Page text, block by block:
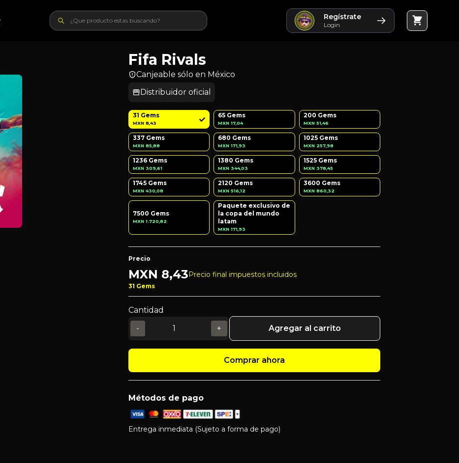
Regístrate
Login
Fifa Rivals
Canjeable sólo en México
Distribuidor oficial
31 Gems
MXN 8,43
65 Gems
MXN 17,04
200 Gems
MXN 51,46
337 Gems
MXN 85,88
680 Gems
MXN 171,93
1025 Gems
MXN 257,98
1236 Gems
MXN 309,61
1380 Gems
MXN 344,03
1525 Gems
MXN 378,45
1745 Gems
MXN 430,08
2120 Gems
MXN 516,12
3600 Gems
MXN 860,32
7500 Gems
MXN 1.720,82
Paquete exclusivo de
la copa del mundo
latam
MXN 171,93
Precio
MXN 8,43Precio final impuestos incluidos
31 Gems
Cantidad
-
+ Agregar al carrito
Comprar ahora
Métodos de pago
Entrega inmediata (Sujeto a forma de pago)